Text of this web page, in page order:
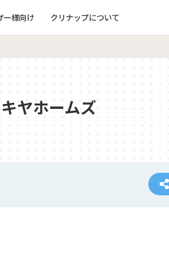
ー様向け クリナップについて
ヤホームズ